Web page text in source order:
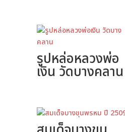
รูปหล่อหลวงพ่อ
เงิน วัดบางคลาน